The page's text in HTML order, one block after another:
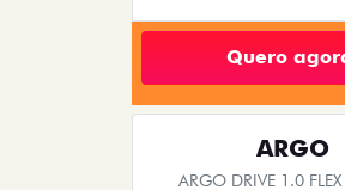
Quero
ARGO
ARGO DRIVE 1.0